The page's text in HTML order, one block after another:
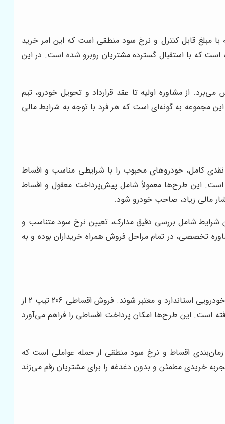
مبلغ قابل کنترل و نرخ سود منطقی است که این امر خرید
اقساطی 206 تیپ 2 یکی از طرح‌های محبوب این مجموعه است که با استقبال گسترده مشتریان روبرو شده است. در این
از مشاوره اولیه تا عقد قرارداد و تحویل خودرو، تیم
مجموعه به گونه‌ای است که هر فرد با توجه به شرایط مالی
نقدی کامل، خودروهای محبوب را با شرایطی مناسب و اقساط
فراوانی روبه‌رو شده است. این طرح‌ها معمولاً شامل پیش‌پرداخت معقول و اقساط
مالی زیاد، صاحب خودرو شود.
شرایط شامل بررسی دقیق مدارک، تعیین نرخ سود متناسب و
تخصصی، در تمام مراحل فروش همراه خریداران بوده و به
فروش اقساطی ایران خودرو در مجموعه دنیای خودرو فرصتی طلایی برای کسانی است که قصد دارند با کمترین سرمایه اولیه صاحب خودرویی استاندارد و معتبر شوند. فروش اقساطی 206 تیپ 2 از
است. این طرح‌ها امکان پرداخت اقساطی را فراهم می‌آورد
زمان‌بندی اقساط و نرخ سود منطقی از جمله عواملی است که
خریدی مطمئن و بدون دغدغه را برای مشتریان رقم می‌زند